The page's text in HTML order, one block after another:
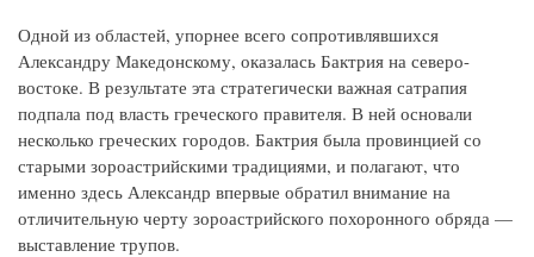
Одной из областей, упорнее всего сопротивлявшихся
Александру Македонскому, оказалась Бактрия на северо-
востоке. В результате эта стратегически важная сатрапия
подпала под власть греческого правителя. В ней основали
несколько греческих городов. Бактрия была провинцией со
старыми зороастрийскими традициями, и полагают, что
именно здесь Александр впервые обратил внимание на
отличительную черту зороастрийского похоронного обряда —
выставление трупов.